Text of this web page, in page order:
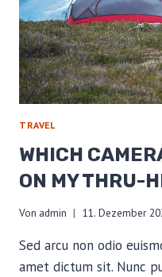
TRAVEL
WHICH
ON MY THRU-
Von admin 11. Dezember
Sed arcu non odio
amet dictum sit. Nunc